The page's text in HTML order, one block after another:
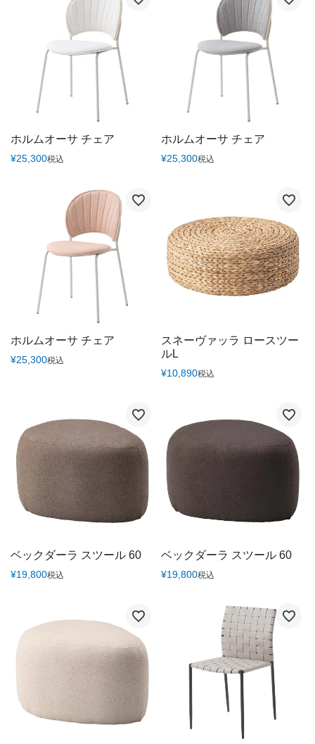
ホルムオーサ チェア
¥25,300税込
ホルムオーサ チェア
¥25,300税込
ホルムオーサ チェア
¥25,300税込
スネーヴァッラ ロースツー
ルL
¥10,890税込
ベックダーラ スツール 60
¥19,800税込
ベックダーラ スツール 60
¥19,800税込